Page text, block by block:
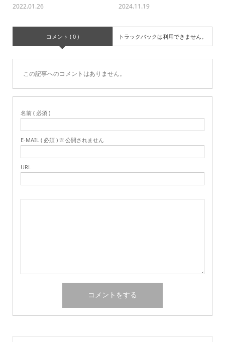
2022.01.26 2024.11.19
コメント ( 0 ) トラックバックは利用できません。
この記事へのコメントはありません。
名前 ( 必須 )
E-MAIL ( 必須 ) ※ 公開されません
URL